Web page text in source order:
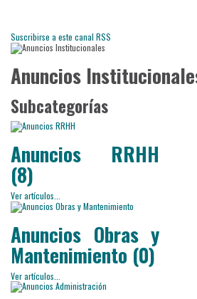
Suscribirse a este canal RSS
Anuncios
Subcategorías
Anuncios RRHH
(8)
Ver artículos...
Anuncios Obras y
Mantenimiento (0)
Ver artículos...